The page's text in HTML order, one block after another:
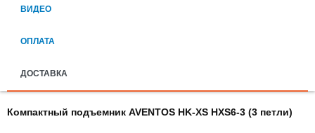
ВИДЕО
ОПЛАТА
ДОСТАВКА
Компактный подъемник AVENTOS HK-XS HXS6-3 (3 петли)